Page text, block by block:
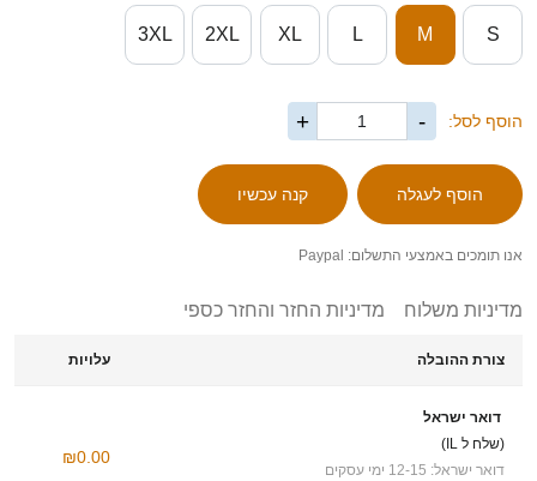
S
M
L
XL
2XL
3XL
הוסף לסל: -
+
אנו תומכים באמצעי התשלום: Paypal
מדיניות משלוח מדיניות החזר והחזר כספי
צורת ההובלה עלויות
דואר ישראל
(שלח ל IL)
דואר ישראל: 12-15 ימי עסקים
₪0.00